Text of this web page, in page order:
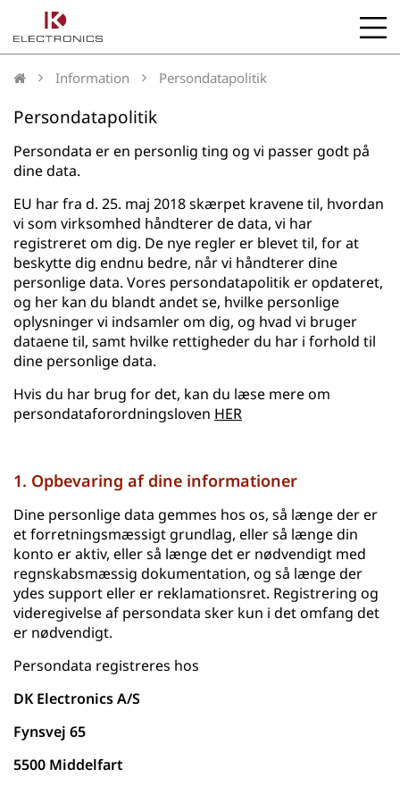
Information Persondatapolitik
Persondatapolitik
Persondata er en personlig ting og vi passer godt på
dine data.
EU har fra d. 25. maj 2018 skærpet kravene til, hvordan
vi som virksomhed håndterer de data, vi har
registreret om dig. De nye regler er blevet til, for at
beskytte dig endnu bedre, når vi håndterer dine
personlige data. Vores persondatapolitik er opdateret,
og her kan du blandt andet se, hvilke personlige
oplysninger vi indsamler om dig, og hvad vi bruger
dataene til, samt hvilke rettigheder du har i forhold til
dine personlige data.
Hvis du har brug for det, kan du læse mere om
persondataforordningsloven HER
1. Opbevaring af dine informationer
Dine personlige data gemmes hos os, så længe der er
et forretningsmæssigt grundlag, eller så længe din
konto er aktiv, eller så længe det er nødvendigt med
regnskabsmæssig dokumentation, og så længe der
ydes support eller er reklamationsret. Registrering og
videregivelse af persondata sker kun i det omfang det
er nødvendigt.
Persondata registreres hos
DK Electronics A/S
Fynsvej 65
5500 Middelfart